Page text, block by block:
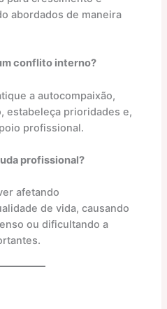
abordados de maneira
conflito interno?
a autocompaixão,
estabeleça prioridades e,
profissional.​
profissional?
afetando
de vida, causando
ou dificultando a